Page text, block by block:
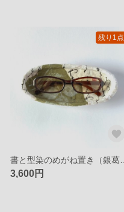
残り1点
3,600円